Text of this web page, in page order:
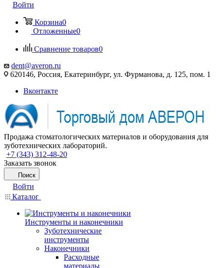
Войти
Корзина0
Отложенные0
Сравнение товаров0
dent@averon.ru
620146, Россия, Екатеринбург, ул. Фурманова, д. 125, пом. 1
Вконтакте
Продажа стоматологических материалов и оборудования для
зуботехнических лабораторий.
+7 (343) 312-48-20
Заказать звонок
Поиск
Войти
Каталог
Инструменты и наконечники
Зуботехнические
инструменты
Наконечники
Расходные
материалы